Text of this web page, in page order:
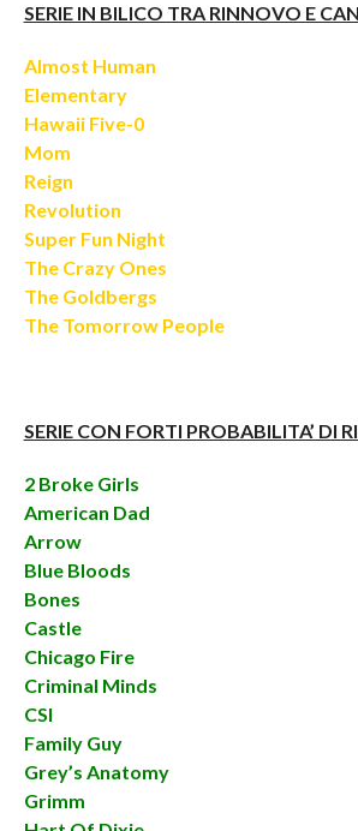
SERIE IN BILICO TRA RINNOVO E
Almost Human
Elementary
Hawaii Five-0
Mom
Reign
Revolution
Super Fun Night
The Crazy Ones
The Goldbergs
The Tomorrow People
SERIE CON FORTI PROBABILITA’ DI
2 Broke Girls
American Dad
Arrow
Blue Bloods
Bones
Castle
Chicago Fire
Criminal Minds
CSI
Family Guy
Grey’s Anatomy
Grimm